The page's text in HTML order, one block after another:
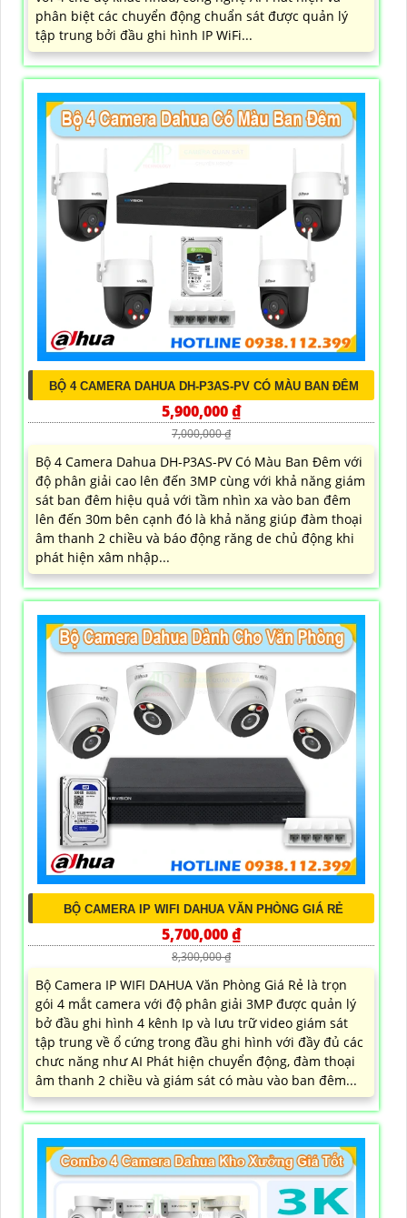
phân biệt các chuyển động chuẩn sát được quản lý
tập trung bởi đầu ghi hình IP WiFi...
BỘ 4 CAMERA DAHUA DH-P3AS-PV CÓ MÀU BAN ĐÊM
5,900,000 ₫
7,000,000 ₫
Bộ 4 Camera Dahua DH-P3AS-PV Có Màu Ban Đêm với
độ phân giải cao lên đến 3MP cùng với khả năng giám
sát ban đêm hiệu quả với tầm nhìn xa vào ban đêm
lên đến 30m bên cạnh đó là khả năng giúp đàm thoại
âm thanh 2 chiều và báo động răng de chủ động khi
phát hiện xâm nhập...
BỘ CAMERA IP WIFI DAHUA VĂN PHÒNG GIÁ RẺ
5,700,000 ₫
8,300,000 ₫
Bộ Camera IP WIFI DAHUA Văn Phòng Giá Rẻ là trọn
gói 4 mắt camera với độ phân giải 3MP được quản lý
bở đầu ghi hình 4 kênh Ip và lưu trữ video giám sát
tập trung về ổ cứng trong đầu ghi hình với đầy đủ các
chưc năng như AI Phát hiện chuyển động, đàm thoại
âm thanh 2 chiều và giám sát có màu vào ban đêm...